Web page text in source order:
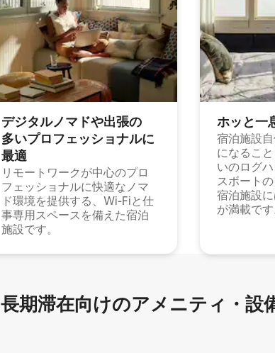
デジタルノマドや出⁠張⁠の
多⁠いプ⁠ロ⁠フ⁠ェ⁠ッ⁠シ⁠ョ⁠ナ⁠ル⁠に
最⁠適
リモートワークが中心のプロ
フェッショナルに快適なノマ
ド環境を提供する、Wi-Fiと仕
事専用スペースを備えた宿泊
施設です。
ホッと一⁠
宿泊施設
になるこ
いのログ
スボート
宿泊施設
が満載です
長期滞在向け⁠のア⁠メ⁠ニ⁠テ⁠ィ⁠・設⁠